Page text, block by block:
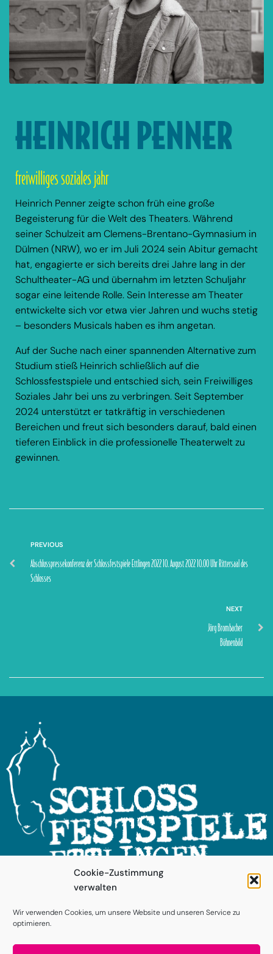
Cookie-Zustimmung
verwalten
Wir verwenden Cookies, um unsere Website und unseren Service zu
optimieren.
HEINRICH PENNER
freiwilliges soziales jahr
Heinrich Penner zeigte schon früh eine große
Begeisterung für die Welt des Theaters. Während
seiner Schulzeit am Clemens-Brentano-Gymnasium in
Dülmen (NRW), wo er im Juli 2024 sein Abitur gemacht
hat, engagierte er sich bereits drei Jahre lang in der
Schultheater-AG und übernahm im letzten Schuljahr
sogar eine leitende Rolle. Sein Interesse am Theater
entwickelte sich vor etwa vier Jahren und wuchs stetig
– besonders Musicals haben es ihm angetan.
Auf der Suche nach einer spannenden Alternative zum
Studium stieß Heinrich schließlich auf die
Schlossfestspiele und entschied sich, sein Freiwilliges
Soziales Jahr bei uns zu verbringen. Seit September
2024 unterstützt er tatkräftig in verschiedenen
Bereichen und freut sich besonders darauf, bald einen
tieferen Einblick in die professionelle Theaterwelt zu
gewinnen.
PREVIOUS
Abschlusspressekonferenz der Schlossfestspiele Ettlingen 2022 10. August 2022 10.00 Uhr Rittersaal des
Schlosses
NEXT
Jörg Brombacher
Bühnenbild
FOLGEN SIE UNS!